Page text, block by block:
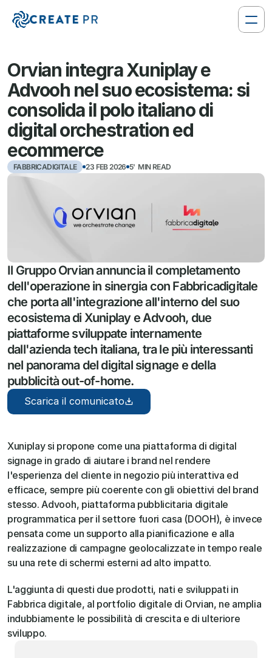
Orvian integra Xuniplay e
Advooh nel suo ecosistema: si
consolida il polo italiano di
digital orchestration ed
ecommerce
FABBRICADIGITALE 23 FEB 2026 5'  MIN READ
Il Gruppo Orvian annuncia il completamento
dell'operazione in sinergia con Fabbricadigitale
che porta all'integrazione all'interno del suo
ecosistema di Xuniplay e Advooh, due
piattaforme sviluppate internamente
dall'azienda tech italiana, tra le più interessanti
nel panorama del digital signage e della
pubblicità out-of-home.
Scarica il comunicato
Xuniplay si propone come una piattaforma di digital
signage in grado di aiutare i brand nel rendere
l'esperienza del cliente in negozio più interattiva ed
efficace, sempre più coerente con gli obiettivi del brand
stesso. Advooh, piattaforma pubblicitaria digitale
programmatica per il settore fuori casa (DOOH), è invece
pensata come un supporto alla pianificazione e alla
realizzazione di campagne geolocalizzate in tempo reale
su una rete di schermi esterni ad alto impatto.
L'aggiunta di questi due prodotti, nati e sviluppati in
Fabbrica digitale, al portfolio digitale di Orvian, ne amplia
indubbiamente le possibilità di crescita e di ulteriore
sviluppo.